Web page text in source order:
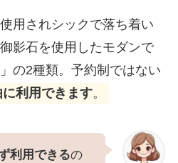
用されシックで落ち着い
影石を使用したモダンで
の2種類。予約制ではない
利用できます。
利用できるの